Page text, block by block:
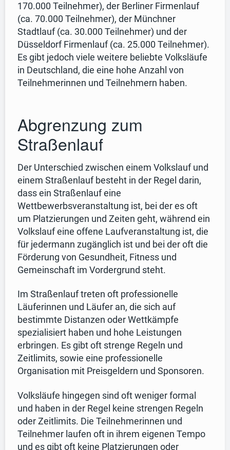
170.000 Teilnehmer), der Berliner Firmenlauf
(ca. 70.000 Teilnehmer), der Münchner
Stadtlauf (ca. 30.000 Teilnehmer) und der
Düsseldorf Firmenlauf (ca. 25.000 Teilnehmer).
Es gibt jedoch viele weitere beliebte Volksläufe
in Deutschland, die eine hohe Anzahl von
Teilnehmerinnen und Teilnehmern haben.
Abgrenzung zum
Straßenlauf
Der Unterschied zwischen einem Volkslauf und
einem Straßenlauf besteht in der Regel darin,
dass ein Straßenlauf eine
Wettbewerbsveranstaltung ist, bei der es oft
um Platzierungen und Zeiten geht, während ein
Volkslauf eine offene Laufveranstaltung ist, die
für jedermann zugänglich ist und bei der oft die
Förderung von Gesundheit, Fitness und
Gemeinschaft im Vordergrund steht.
Im Straßenlauf treten oft professionelle
Läuferinnen und Läufer an, die sich auf
bestimmte Distanzen oder Wettkämpfe
spezialisiert haben und hohe Leistungen
erbringen. Es gibt oft strenge Regeln und
Zeitlimits, sowie eine professionelle
Organisation mit Preisgeldern und Sponsoren.
Volksläufe hingegen sind oft weniger formal
und haben in der Regel keine strengen Regeln
oder Zeitlimits. Die Teilnehmerinnen und
Teilnehmer laufen oft in ihrem eigenen Tempo
und es gibt oft keine Platzierungen oder